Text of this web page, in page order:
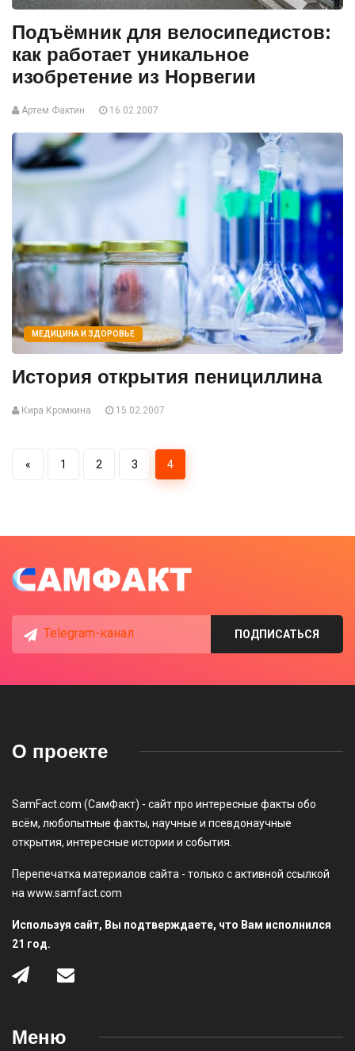
Подъёмник для велосипедистов:
как работает уникальное
изобретение из Норвегии
Артем Фактин 16.02.2007
МЕДИЦИНА И ЗДОРОВЬЕ
История открытия пенициллина
Кира Кромкина 15.02.2007
« 1 2 3 4
Telegram-канал ПОДПИСАТЬСЯ
О проекте
SamFact.com (СамФакт) - сайт про интересные факты обо
всём, любопытные факты, научные и псевдонаучные
открытия, интересные истории и события.
Перепечатка материалов сайта - только с активной ссылкой
на www.samfact.com
Используя сайт, Вы подтверждаете, что Вам исполнился
21 год.
Меню